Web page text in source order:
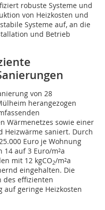
robuste Systeme und
von Heizkosten und
Systeme auf, an die
und Betrieb
von 28
herangezogen
Wärmenetzes sowie einer
Heizwärme saniert. Durch
Euro je Wohnung
auf 3 Euro/m²a
mit 12 kgCO2/m²a
eingehalten. Die
des effizienten
auf geringe Heizkosten